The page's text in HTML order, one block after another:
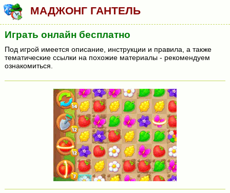
МАДЖОНГ ГАНТЕЛЬ
Играть онлайн бесплатно
Под игрой имеется описание, инструкции и правила, а также
тематические ссылки на похожие материалы - рекомендуем
ознакомиться.